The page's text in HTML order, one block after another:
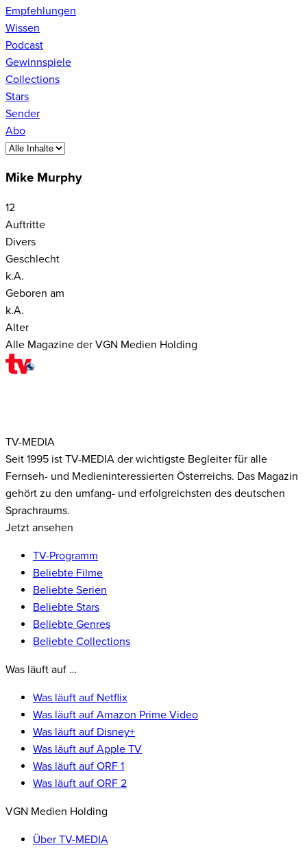
Empfehlungen
Wissen
Podcast
Gewinnspiele
Collections
Stars
Sender
Abo
Mike Murphy
12
Auftritte
Divers
Geschlecht
k.A.
Geboren am
k.A.
Alter
Alle Magazine der VGN Medien Holding
TV-MEDIA
Seit 1995 ist TV-MEDIA der wichtigste Begleiter für alle
Fernseh- und Medieninteressierten Österreichs. Das Magazin
gehört zu den umfang- und erfolgreichsten des deutschen
Sprachraums.
Jetzt ansehen
TV-Programm
Beliebte Filme
Beliebte Serien
Beliebte Stars
Beliebte Genres
Beliebte Collections
Was läuft auf …
Was läuft auf Netflix
Was läuft auf Amazon Prime Video
Was läuft auf Disney+
Was läuft auf Apple TV
Was läuft auf ORF 1
Was läuft auf ORF 2
VGN Medien Holding
Über TV-MEDIA